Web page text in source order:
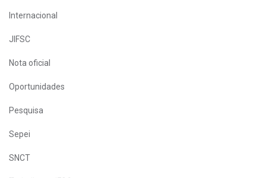
Internacional
JIFSC
Nota oficial
Oportunidades
Pesquisa
Sepei
SNCT